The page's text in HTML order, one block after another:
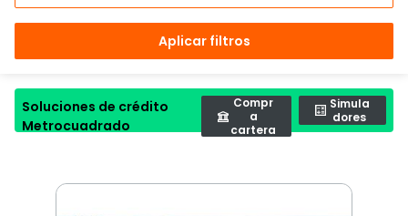
Aplicar filtros
Soluciones de crédito
Metrocuadrado
Compr
a
cartera
Simula
dores